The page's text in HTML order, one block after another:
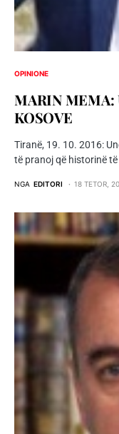
OPINIONE
MARIN MEMA:
KOSOVE
Tiranë, 19. 10. 2016:
të pranoj që historinë
NGA EDITORI 18 TETOR,